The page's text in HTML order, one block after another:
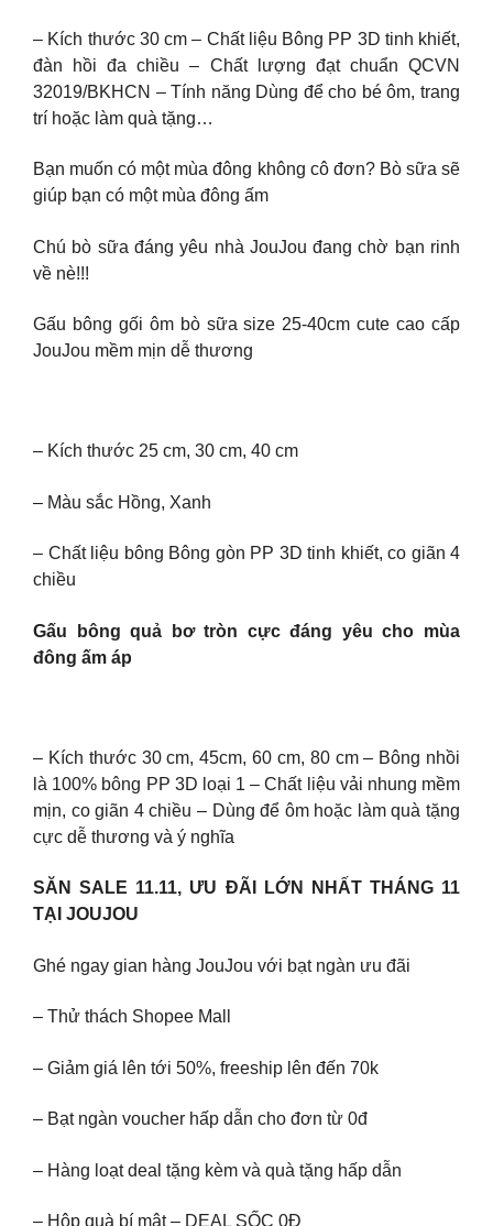
– Kích thước 30 cm – Chất liệu Bông PP 3D tinh khiết,
đàn hồi đa chiều – Chất lượng đạt chuẩn QCVN
32019/BKHCN – Tính năng Dùng để cho bé ôm, trang
trí hoặc làm quà tặng…
Bạn muốn có một mùa đông không cô đơn? Bò sữa sẽ
giúp bạn có một mùa đông ấm
Chú bò sữa đáng yêu nhà JouJou đang chờ bạn rinh
về nè!!!
Gấu bông gối ôm bò sữa size 25-40cm cute cao cấp
JouJou mềm mịn dễ thương
– Kích thước 25 cm, 30 cm, 40 cm
– Màu sắc Hồng, Xanh
– Chất liệu bông Bông gòn PP 3D tinh khiết, co giãn 4
chiều
Gấu bông quả bơ tròn cực đáng yêu cho mùa
đông ấm áp
– Kích thước 30 cm, 45cm, 60 cm, 80 cm – Bông nhồi
là 100% bông PP 3D loại 1 – Chất liệu vải nhung mềm
mịn, co giãn 4 chiều – Dùng để ôm hoặc làm quà tặng
cực dễ thương và ý nghĩa
SĂN SALE 11.11, ƯU ĐÃI LỚN NHẤT THÁNG 11
TẠI JOUJOU
Ghé ngay gian hàng JouJou với bạt ngàn ưu đãi
– Thử thách Shopee Mall
– Giảm giá lên tới 50%, freeship lên đến 70k
– Bạt ngàn voucher hấp dẫn cho đơn từ 0đ
– Hàng loạt deal tặng kèm và quà tặng hấp dẫn
– Hộp quà bí mật – DEAL SỐC 0Đ